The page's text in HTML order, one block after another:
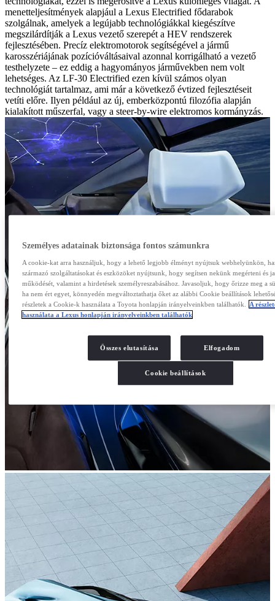
menetteljesítmények alapjául a Lexus Electrified fődarabok
szolgálnak, amelyek a legújabb technológiákkal kiegészítve
megszilárdítják a Lexus vezető szerepét a HEV rendszerek
fejlesztésében. Precíz elektromotorok segítségével a jármű
karosszériájának pozícióváltásaival azonnal korrigálható a vezető
testhelyzete – ez eddig a hagyományos járművekben nem volt
lehetséges. Az LF-30 Electrified ezen kívül számos olyan
technológiát tartalmaz, ami már a következő évtized fejlesztéseit
vetíti előre. Ilyen például az új, emberközpontú filozófia alapján
kialakított műszerfal, vagy a steer-by-wire elektromos kormányzás.
Személyes adatainak biztonsága fontos számunkra
A cookie-kat arra használjuk, hogy a lehető legjobb élményt nyújtsuk webhelyünkön,
származó szolgáltatásokat és eszközöket nyújtsunk, hogy segítsen nekünk megérteni és
működését, valamint a hirdetések személyreszabásához. Javasoljuk, hogy őrizze meg a
ha nem ért egyet, könnyedén megváltoztathatja őket az alábbi Cookie beállítások
részletek a Cookie-k használata a Toyota honlapján irányelveinkben találhatók.
A
használata a Lexus honlapján irányelveinkben találhatók
Összes elutasítása Elfogadom
Cookie beállítások